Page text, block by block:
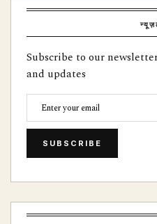
Subscribe to our
and updates
SUBSCRIBE